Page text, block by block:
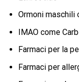
Ormoni
IMAO come
Farmaci per la
Farmaci per